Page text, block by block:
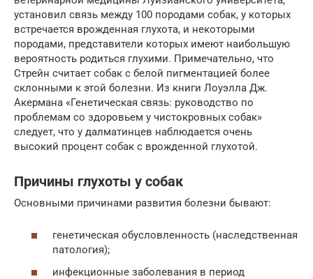
установил связь между 100 породами собак, у которых
встречается врожденная глухота, и некоторыми
породами, представители которых имеют наибольшую
вероятность родиться глухими. Примечательно, что
Стрейн считает собак с белой пигментацией более
склонными к этой болезни. Из книги Лоуэлла Дж.
Акермана «Генетическая связь: руководство по
проблемам со здоровьем у чистокровных собак»
следует, что у далматинцев наблюдается очень
высокий процент собак с врожденной глухотой.
Причины глухоты у собак
Основными причинами развития болезни бывают:
генетическая обусловленность (наследственная
патология);
инфекционные заболевания в период